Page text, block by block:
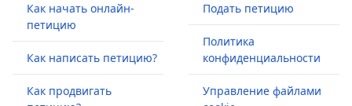
Как начать онлайн-
петицию
Как написать петицию?
Как продвигать
Подать петицию
Политика
конфиденциальности
Управление файлами